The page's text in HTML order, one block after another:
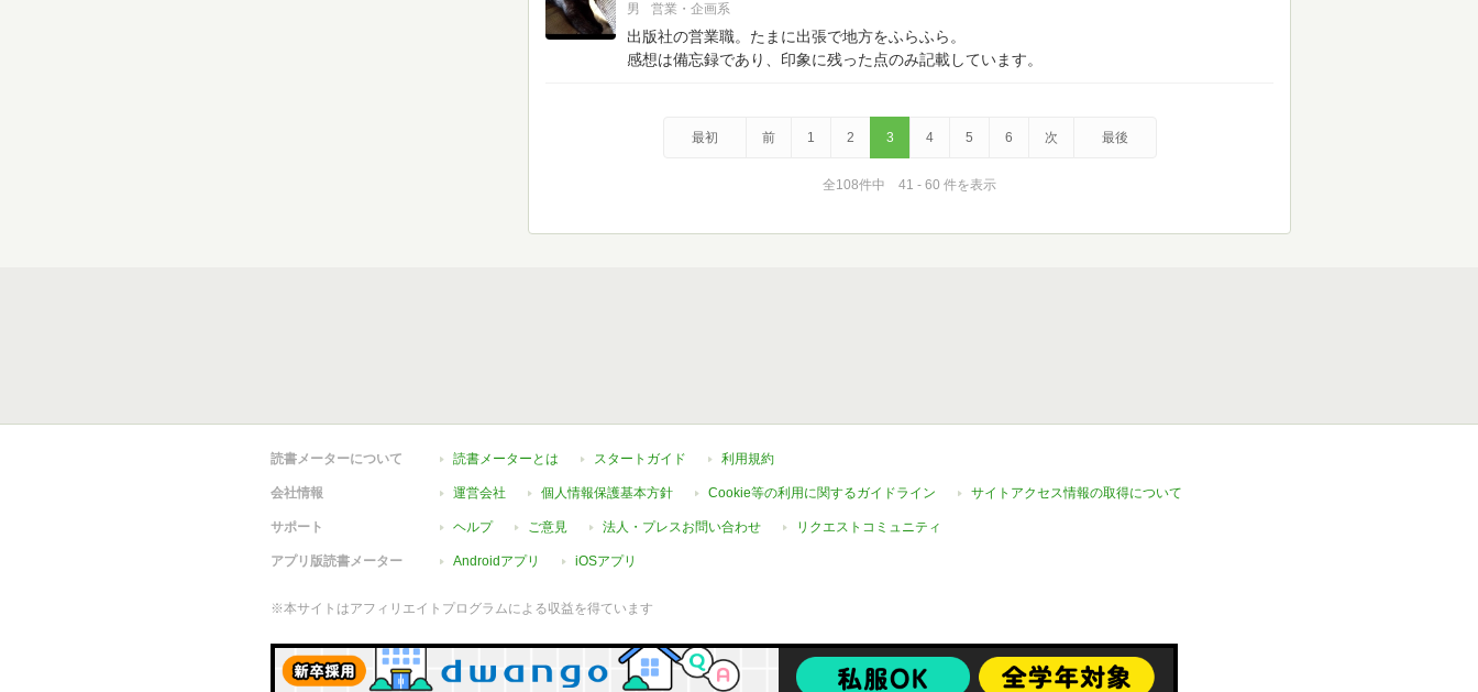
男 営業・企画系
出版社の営業職。たまに出張で地方をふらふら。
感想は備忘録であり、印象に残った点のみ記載しています。
最初 前 1 2 3 4 5 6 次 最後
全108件中 41 - 60 件を表示
読書メーターについて 読書メーターとは スタートガイド 利用規約
会社情報 運営会社 個人情報保護基本方針 Cookie等の利用に関するガイドライン サイトアクセス情報の取得について
サポート ヘルプ ご意見 法人・プレスお問い合わせ リクエストコミュニティ
アプリ版読書メーター Androidアプリ iOSアプリ
※本サイトはアフィリエイトプログラムによる収益を得ています